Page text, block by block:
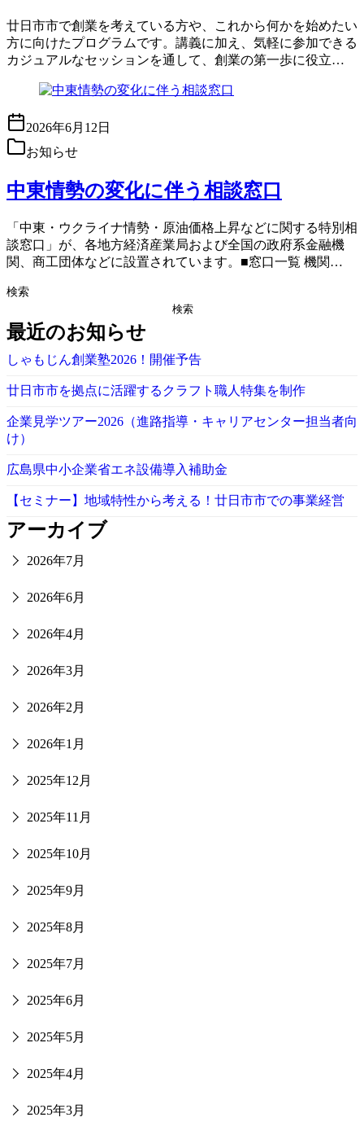
廿日市市で創業を考えている方や、これから何かを始めたい
方に向けたプログラムです。講義に加え、気軽に参加できる
カジュアルなセッションを通して、創業の第一歩に役立…
2026年6月12日
お知らせ
中東情勢の変化に伴う相談窓口
「中東・ウクライナ情勢・原油価格上昇などに関する特別相
談窓口」が、各地方経済産業局および全国の政府系金融機
関、商工団体などに設置されています。■窓口一覧 機関…
検索
検索
最近のお知らせ
しゃもじん創業塾2026！開催予告
廿日市市を拠点に活躍するクラフト職人特集を制作
企業見学ツアー2026（進路指導・キャリアセンター担当者向
け）
広島県中小企業省エネ設備導入補助金
【セミナー】地域特性から考える！廿日市市での事業経営
アーカイブ
2026年7月
2026年6月
2026年4月
2026年3月
2026年2月
2026年1月
2025年12月
2025年11月
2025年10月
2025年9月
2025年8月
2025年7月
2025年6月
2025年5月
2025年4月
2025年3月